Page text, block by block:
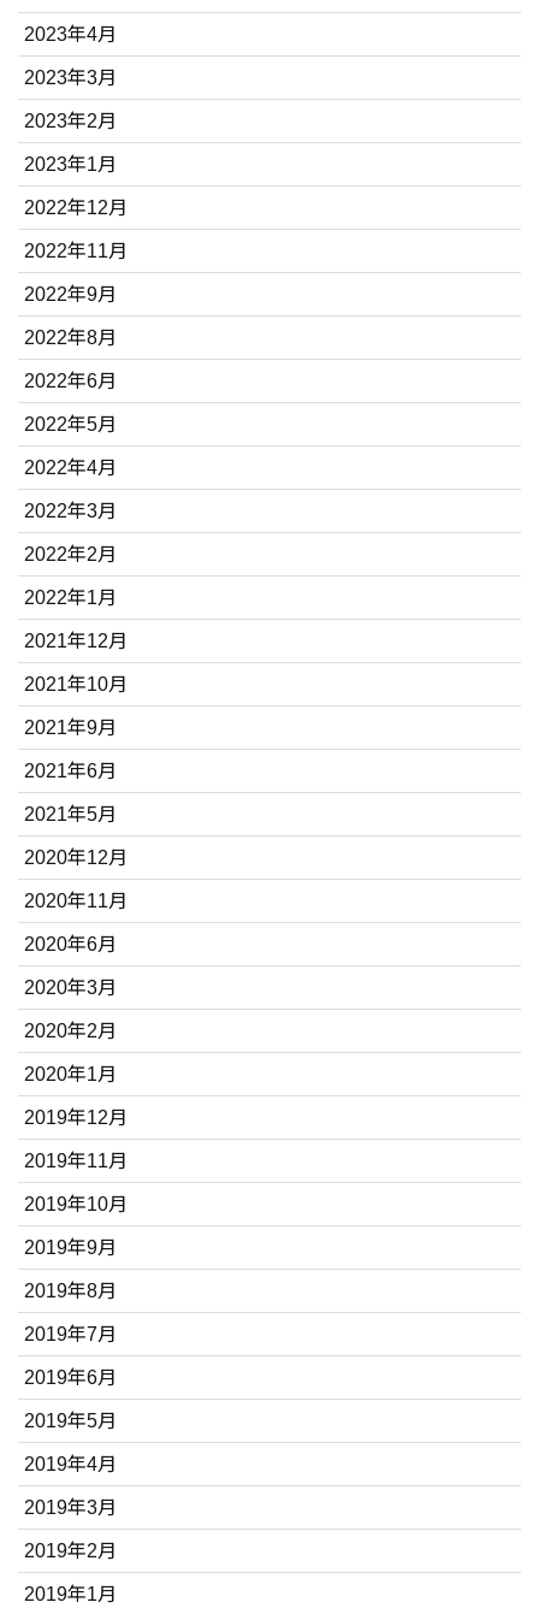
2023年4月
2023年3月
2023年2月
2023年1月
2022年12月
2022年11月
2022年9月
2022年8月
2022年6月
2022年5月
2022年4月
2022年3月
2022年2月
2022年1月
2021年12月
2021年10月
2021年9月
2021年6月
2021年5月
2020年12月
2020年11月
2020年6月
2020年3月
2020年2月
2020年1月
2019年12月
2019年11月
2019年10月
2019年9月
2019年8月
2019年7月
2019年6月
2019年5月
2019年4月
2019年3月
2019年2月
2019年1月